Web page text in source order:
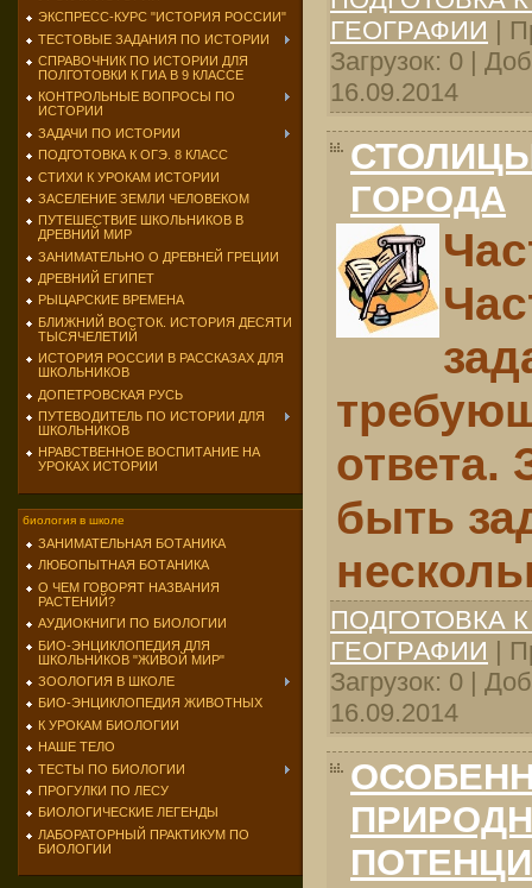
ЭКСПРЕСС-КУРС "ИСТОРИЯ РОССИИ"
ТЕСТОВЫЕ ЗАДАНИЯ ПО ИСТОРИИ
СПРАВОЧНИК ПО ИСТОРИИ ДЛЯ
ПОЛГОТОВКИ К ГИА В 9 КЛАССЕ
КОНТРОЛЬНЫЕ ВОПРОСЫ ПО
ИСТОРИИ
ЗАДАЧИ ПО ИСТОРИИ
ПОДГОТОВКА К ОГЭ. 8 КЛАСС
СТИХИ К УРОКАМ ИСТОРИИ
ЗАСЕЛЕНИЕ ЗЕМЛИ ЧЕЛОВЕКОМ
ПУТЕШЕСТВИЕ ШКОЛЬНИКОВ В
ДРЕВНИЙ МИР
ЗАНИМАТЕЛЬНО О ДРЕВНЕЙ ГРЕЦИИ
ДРЕВНИЙ ЕГИПЕТ
РЫЦАРСКИЕ ВРЕМЕНА
БЛИЖНИЙ ВОСТОК. ИСТОРИЯ ДЕСЯТИ
ТЫСЯЧЕЛЕТИЙ
ИСТОРИЯ РОССИИ В РАССКАЗАХ ДЛЯ
ШКОЛЬНИКОВ
ДОПЕТРОВСКАЯ РУСЬ
ПУТЕВОДИТЕЛЬ ПО ИСТОРИИ ДЛЯ
ШКОЛЬНИКОВ
НРАВСТВЕННОЕ ВОСПИТАНИЕ НА
УРОКАХ ИСТОРИИ
биология в школе
ЗАНИМАТЕЛЬНАЯ БОТАНИКА
ЛЮБОПЫТНАЯ БОТАНИКА
О ЧЕМ ГОВОРЯТ НАЗВАНИЯ
РАСТЕНИЙ?
АУДИОКНИГИ ПО БИОЛОГИИ
БИО-ЭНЦИКЛОПЕДИЯ ДЛЯ
ШКОЛЬНИКОВ "ЖИВОЙ МИР"
ЗООЛОГИЯ В ШКОЛЕ
БИО-ЭНЦИКЛОПЕДИЯ ЖИВОТНЫХ
К УРОКАМ БИОЛОГИИ
НАШЕ ТЕЛО
ТЕСТЫ ПО БИОЛОГИИ
ПРОГУЛКИ ПО ЛЕСУ
БИОЛОГИЧЕСКИЕ ЛЕГЕНДЫ
ЛАБОРАТОРНЫЙ ПРАКТИКУМ ПО
БИОЛОГИИ
ГЕОГРАФИИ |
Загрузок: 0 |
16.09.2014
ГОРОДА
ответа.
быть
ПОДГОТОВКА
ГЕОГРАФИИ |
Загрузок: 0 |
16.09.2014